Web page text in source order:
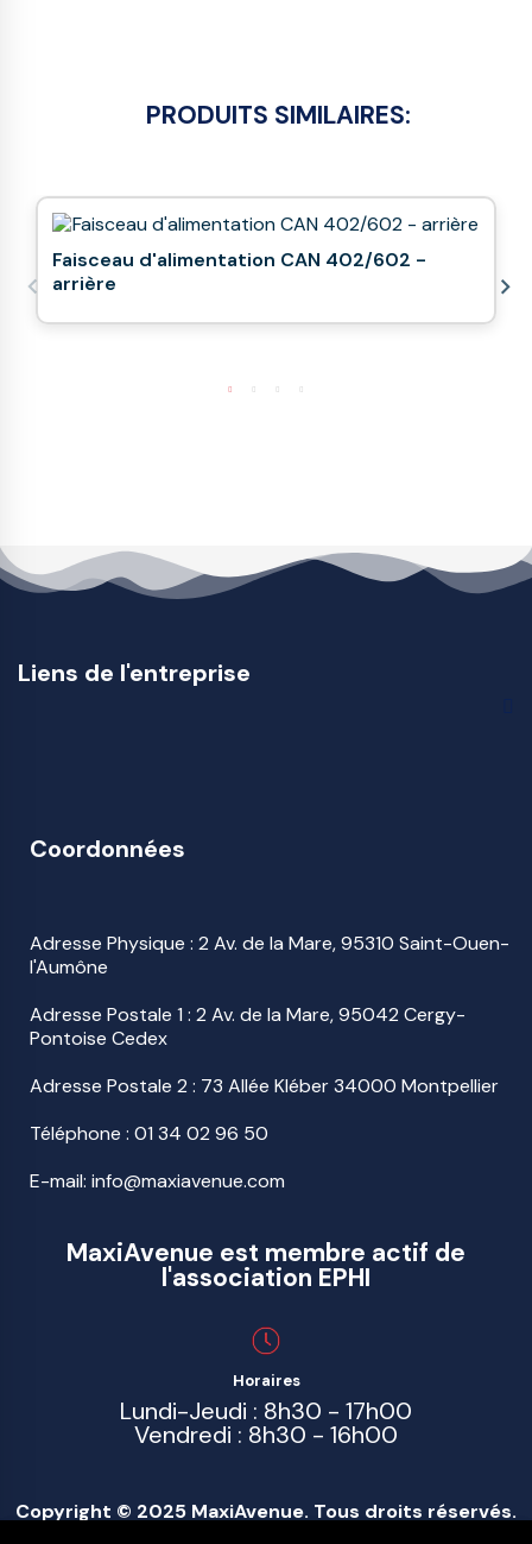
PRODUITS SIMILAIRES:
Faisceau d'alimentation CAN 402/602 -
arrière
Liens de l'entreprise
Coordonnées
Adresse Physique : 2 Av. de la Mare, 95310 Saint-Ouen-
l'Aumône
Adresse Postale 1 : 2 Av. de la Mare, 95042 Cergy-
Pontoise Cedex
Adresse Postale 2 : 73 Allée Kléber 34000 Montpellier
Téléphone : 01 34 02 96 50
E-mail: info@maxiavenue.com
MaxiAvenue est membre actif de
l'association EPHI
Horaires
Lundi-Jeudi : 8h30 - 17h00
Vendredi : 8h30 - 16h00
Copyright © 2025 MaxiAvenue. Tous droits réservés.